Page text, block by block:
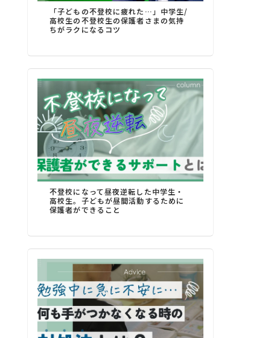
「子どもの不登校に疲れた…」中学生/
高校生の不登校生の保護者さまの気持
ちがラクになるコツ
不登校になって昼夜逆転した中学生・
高校生。子どもが昼間活動するために
保護者ができること